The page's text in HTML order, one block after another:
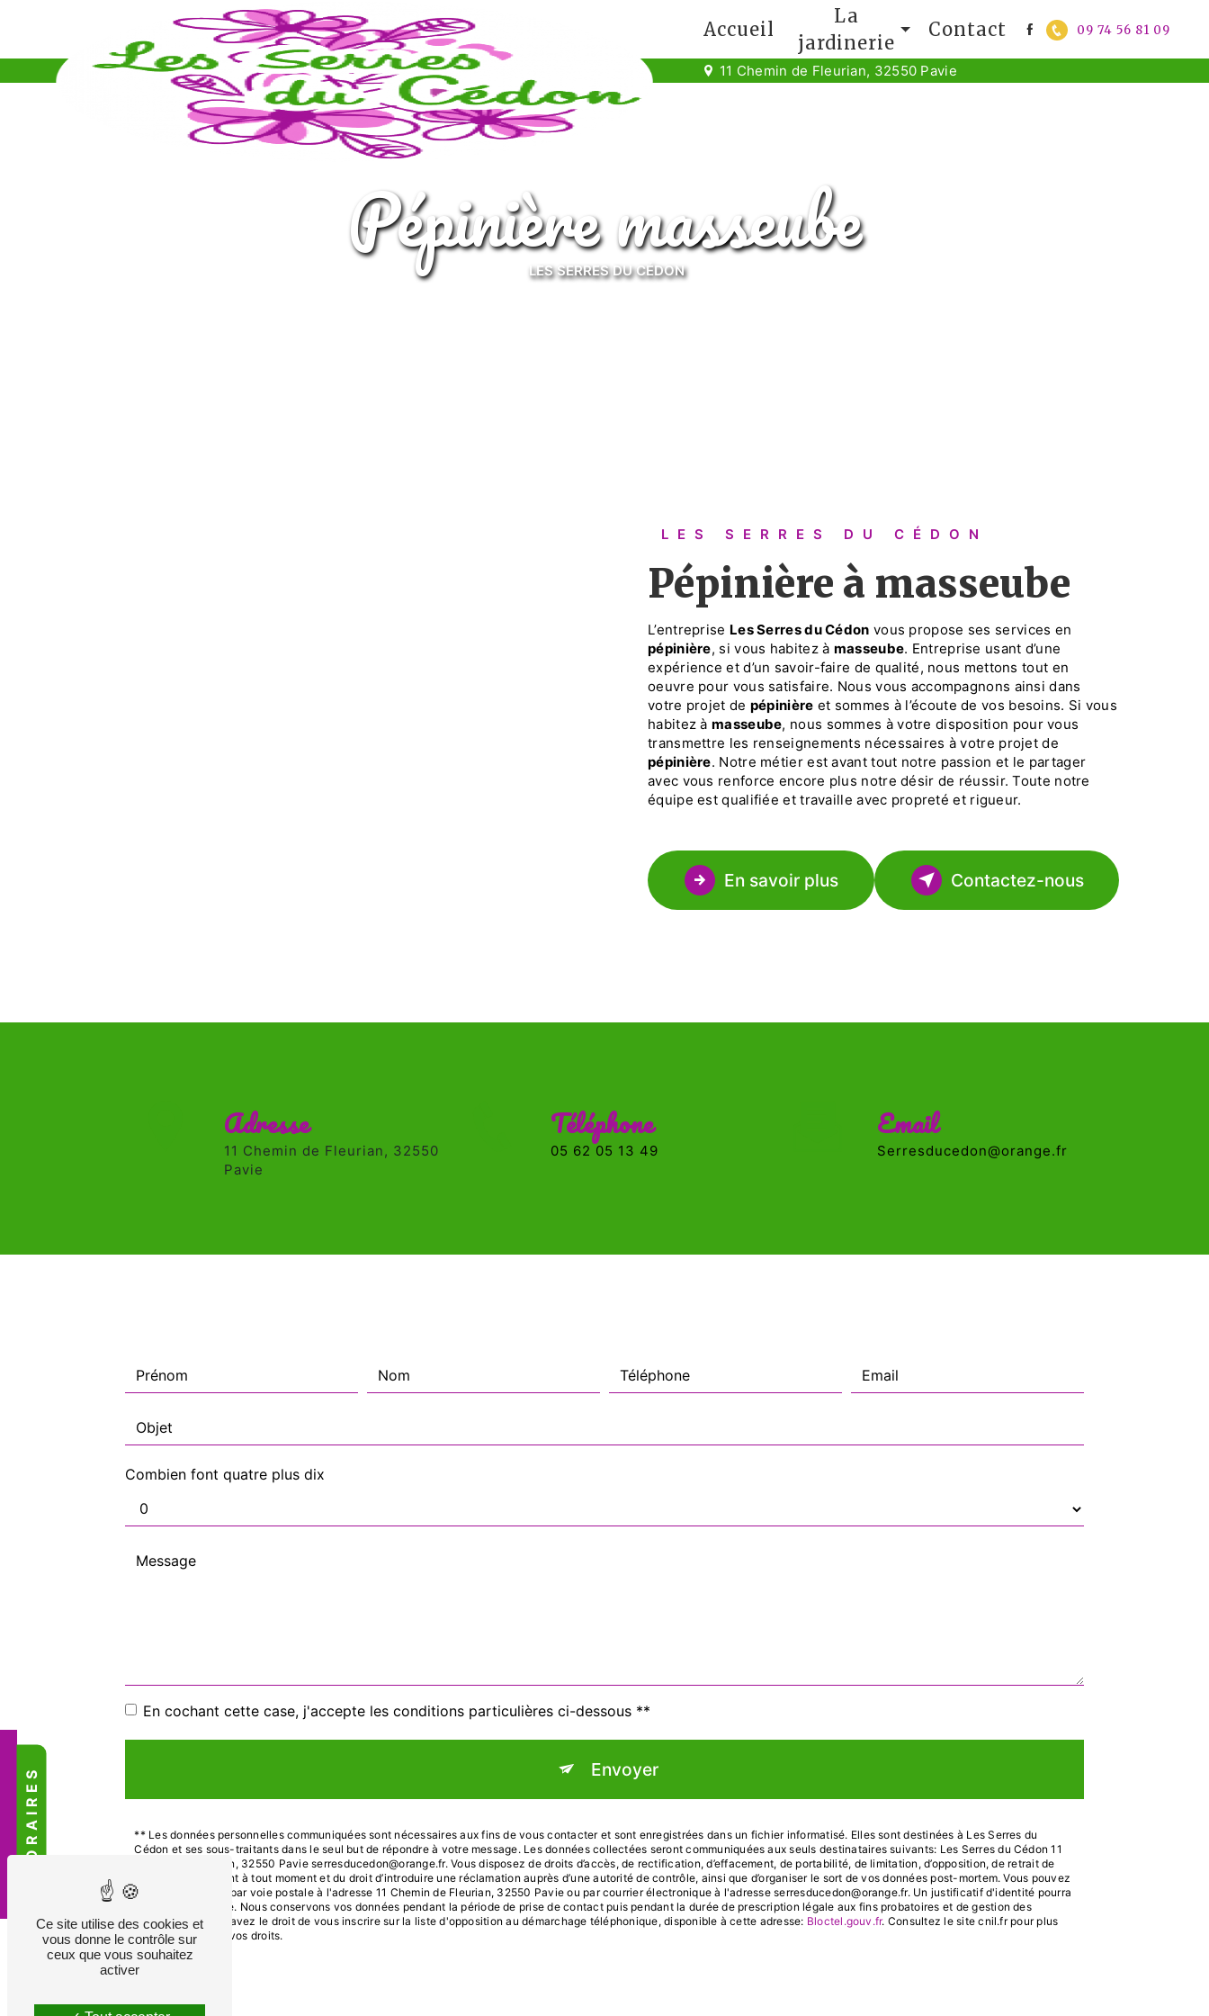
Accueil
La
jardinerie
Contact 09 74 56 81 09
11 Chemin de Fleurian, 32550 Pavie
HORAIRES
pépinière masseube
LES SERRES DU CÉDON
LES SERRES DU CÉDON
pépinière à masseube
L’entreprise Les Serres du Cédon vous propose ses services en
pépinière, si vous habitez à masseube. Entreprise usant d’une
expérience et d’un savoir-faire de qualité, nous mettons tout en
oeuvre pour vous satisfaire. Nous vous accompagnons ainsi dans
votre projet de pépinière et sommes à l’écoute de vos besoins. Si vous
habitez à masseube, nous sommes à votre disposition pour vous
transmettre les renseignements nécessaires à votre projet de
pépinière. Notre métier est avant tout notre passion et le partager
avec vous renforce encore plus notre désir de réussir. Toute notre
équipe est qualifiée et travaille avec propreté et rigueur.
En savoir plus Contactez-nous
Adresse
11 Chemin de Fleurian, 32550
Pavie
Téléphone
05 62 05 13 49
Email
serresducedon@orange.fr
Combien font quatre plus dix
En cochant cette case, j'accepte les conditions particulières ci-dessous **
Envoyer
** Les données personnelles communiquées sont nécessaires aux fins de vous contacter et sont enregistrées dans un fichier informatisé. Elles sont destinées à Les Serres du
Cédon et ses sous-traitants dans le seul but de répondre à votre message. Les données collectées seront communiquées aux seuls destinataires suivants: Les Serres du Cédon 11
Chemin de Fleurian, 32550 Pavie serresducedon@orange.fr. Vous disposez de droits d’accès, de rectification, d’effacement, de portabilité, de limitation, d’opposition, de retrait de
votre consentement à tout moment et du droit d’introduire une réclamation auprès d’une autorité de contrôle, ainsi que d’organiser le sort de vos données post-mortem. Vous pouvez
exercer ces droits par voie postale à l'adresse 11 Chemin de Fleurian, 32550 Pavie ou par courrier électronique à l'adresse serresducedon@orange.fr. Un justificatif d'identité pourra
vous être demandé. Nous conservons vos données pendant la période de prise de contact puis pendant la durée de prescription légale aux fins probatoires et de gestion des
contentieux. Vous avez le droit de vous inscrire sur la liste d'opposition au démarchage téléphonique, disponible à cette adresse:
Bloctel.gouv.fr. Consultez le site cnil.fr pour plus
d’informations sur vos droits.
Ce site utilise des cookies et
vous donne le contrôle sur
ceux que vous souhaitez
activer